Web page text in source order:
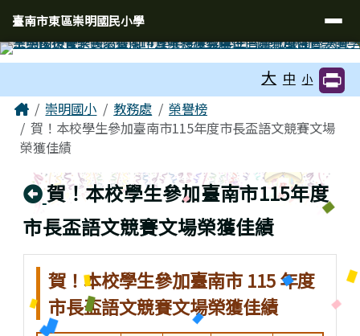
臺南市東區崇明國民小學
導覽列
臺南市東區崇明國民小學
大 中 小
主內容區域
Home崇明國小 教務處
榮譽榜
賀！本校學生參加臺南市115年度市長盃語文競賽文場
榮獲佳績
回上頁
賀！本校學生參加臺南市115年度
市長盃語文競賽文場榮獲佳績
賀！本校學生參加臺南市 115 年度
市長盃語文競賽文場榮獲佳績
頁尾區域